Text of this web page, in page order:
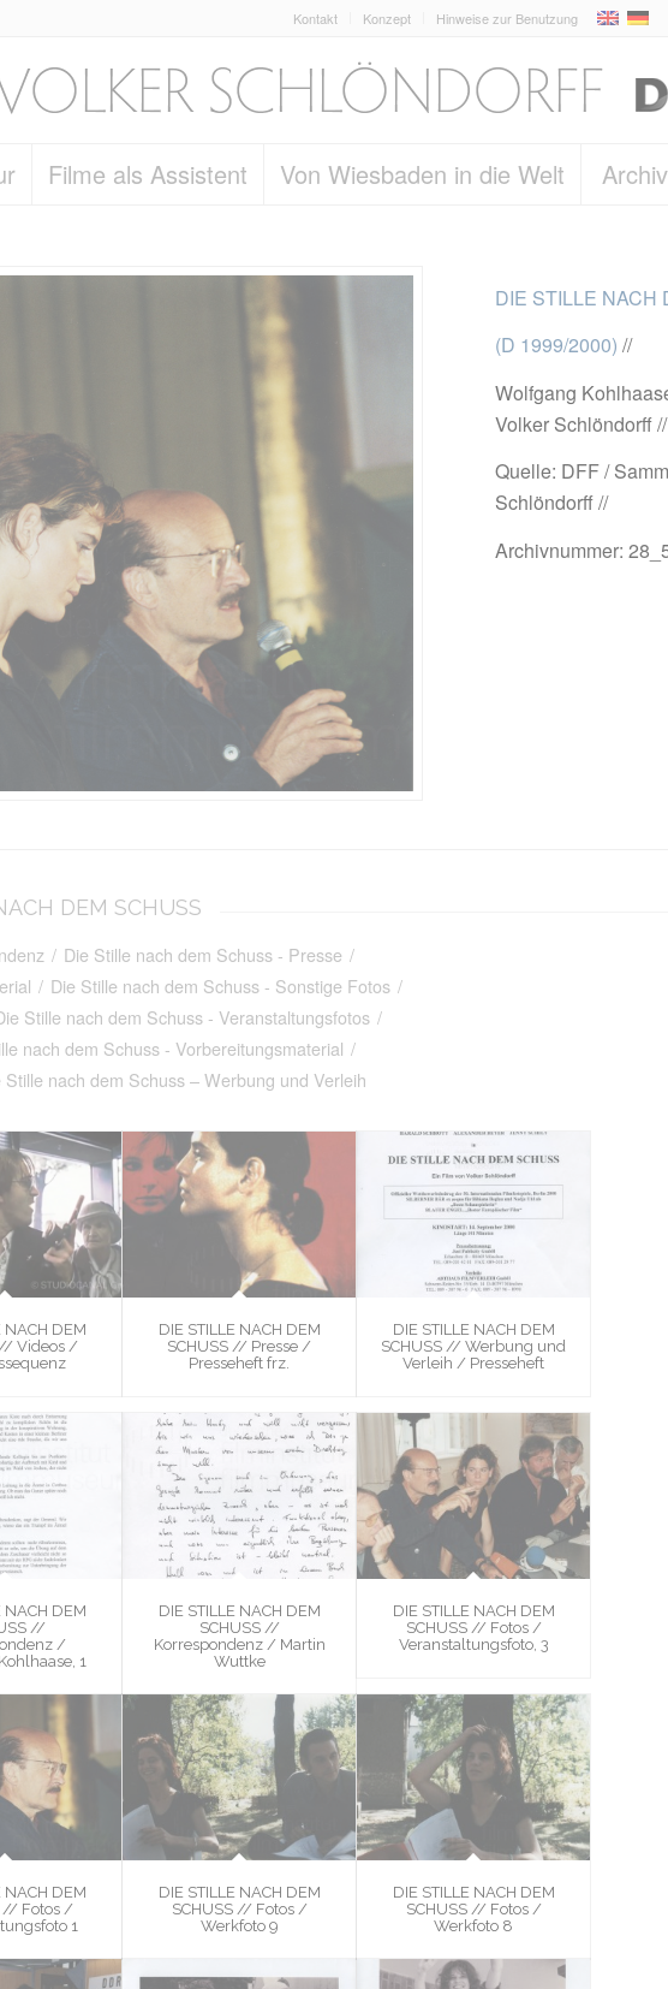
Kontakt Konzept Hinweise zur Benutzung
Filme als Assistent Von Wiesbaden in die Welt Archiv
DIE STILLE NACH
(D 1999/2000) //
Wolfgang
Volker Schlöndorff //
Quelle: DFF /
Schlöndorff //
Archivnummer:
DEM SCHUSS
/ Die Stille nach dem Schuss - Presse /
/ Die Stille nach dem Schuss - Sonstige Fotos /
Stille nach dem Schuss - Veranstaltungsfotos /
nach dem Schuss - Vorbereitungsmaterial /
Stille nach dem Schuss – Werbung und Verleih
NACH DEM
// Videos /
DIE STILLE NACH DEM
SCHUSS // Presse /
Presseheft frz.
DIE STILLE NACH DEM
SCHUSS // Werbung und
Verleih / Presseheft
NACH DEM
//
/
1
DIE STILLE NACH DEM
SCHUSS //
Korrespondenz / Martin
Wuttke
DIE STILLE NACH DEM
SCHUSS // Fotos /
Veranstaltungsfoto, 3
NACH DEM
// Fotos /
1
DIE STILLE NACH DEM
SCHUSS // Fotos /
Werkfoto 9
DIE STILLE NACH DEM
SCHUSS // Fotos /
Werkfoto 8